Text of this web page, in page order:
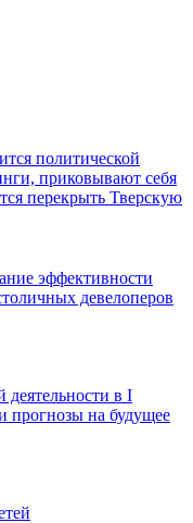
политической
приковывают себя
перекрыть Тверскую
эффективности
девелоперов
деятельности в I
прогнозы на будущее